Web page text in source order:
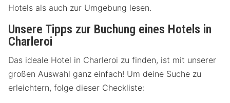
Hotels als auch zur Umgebung lesen.
Unsere Tipps zur Buchung eines Hotels in
Charleroi
Das ideale Hotel in Charleroi zu finden, ist mit unserer
großen Auswahl ganz einfach! Um deine Suche zu
erleichtern, folge dieser Checkliste: